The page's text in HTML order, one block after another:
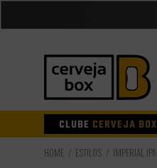
CLUBE CERVEJA BOX
ESTILOS IMPERIAL IPA